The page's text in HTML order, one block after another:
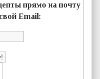
прямо на почту
Email: